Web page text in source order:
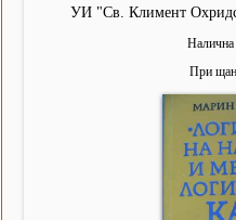
УИ "Св. Климент
Налична
При